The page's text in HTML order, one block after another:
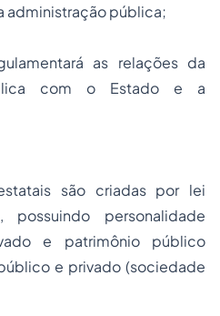
administração pública;
as relações da
com o Estado e a
são criadas por lei
possuindo personalidade
e patrimônio público
e privado (sociedade